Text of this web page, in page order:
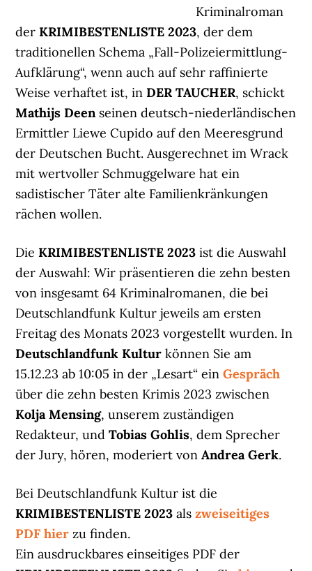
Kriminalroman
der KRIMIBESTENLISTE 2023, der dem
traditionellen Schema „Fall-Polizeiermittlung-
Aufklärung“, wenn auch auf sehr raffinierte
Weise verhaftet ist, in DER TAUCHER, schickt
Mathijs Deen seinen deutsch-niederländischen
Ermittler Liewe Cupido auf den Meeresgrund
der Deutschen Bucht. Ausgerechnet im Wrack
mit wertvoller Schmuggelware hat ein
sadistischer Täter alte Familienkränkungen
rächen wollen.
Die KRIMIBESTENLISTE 2023 ist die Auswahl
der Auswahl: Wir präsentieren die zehn besten
von insgesamt 64 Kriminalromanen, die bei
Deutschlandfunk Kultur jeweils am ersten
Freitag des Monats 2023 vorgestellt wurden. In
Deutschlandfunk Kultur können Sie am
15.12.23 ab 10:05 in der „Lesart“ einGespräch
über die zehn besten Krimis 2023 zwischen
Kolja Mensing, unserem zuständigen
Redakteur, undTobias Gohlis, dem Sprecher
der Jury, hören, moderiert vonAndrea Gerk.
Bei Deutschlandfunk Kultur ist die
KRIMIBESTENLISTE 2023 alszweiseitiges
PDF hier zu finden.
Ein ausdruckbares einseitiges PDF der